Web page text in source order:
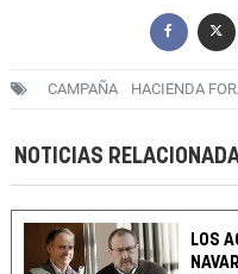
CAMPAÑA HACIENDA
NOTICIAS
LOS